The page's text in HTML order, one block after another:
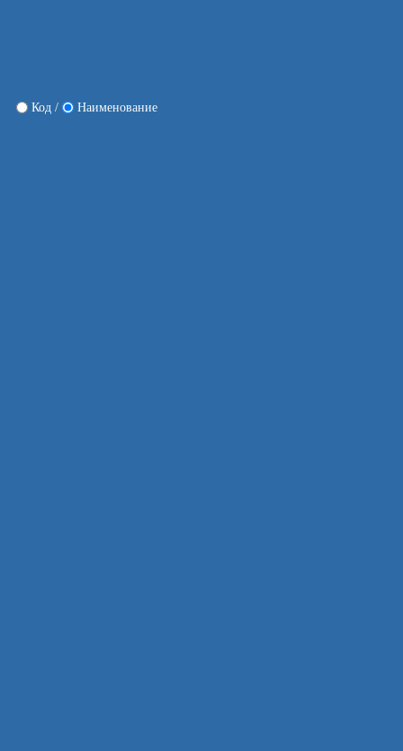
Код / Наименование